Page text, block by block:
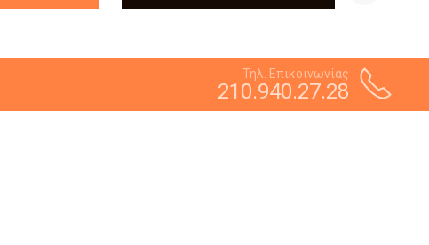
Τηλ. Επικοινωνίας
210.940.27.28